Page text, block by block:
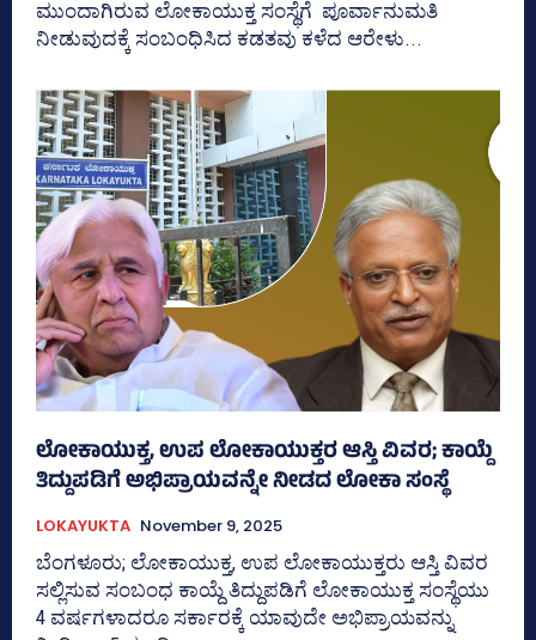
ಮುಂದಾಗಿರುವ ಲೋಕಾಯುಕ್ತ ಸಂಸ್ಥೆಗೆ ಪೂರ್ವಾನುಮತಿ
ನೀಡುವುದಕ್ಕೆ ಸಂಬಂಧಿಸಿದ ಕಡತವು ಕಳೆದ ಆರೇಳು...
ಲೋಕಾಯುಕ್ತ, ಉಪ ಲೋಕಾಯುಕ್ತರ ಆಸ್ತಿ ವಿವರ; ಕಾಯ್ದೆ
ತಿದ್ದುಪಡಿಗೆ ಅಭಿಪ್ರಾಯವನ್ನೇ ನೀಡದ ಲೋಕಾ ಸಂಸ್ಥೆ
LOKAYUKTA November 9, 2025
ಬೆಂಗಳೂರು; ಲೋಕಾಯುಕ್ತ, ಉಪ ಲೋಕಾಯುಕ್ತರು ಆಸ್ತಿ ವಿವರ
ಸಲ್ಲಿಸುವ ಸಂಬಂಧ ಕಾಯ್ದೆ ತಿದ್ದುಪಡಿಗೆ ಲೋಕಾಯುಕ್ತ ಸಂಸ್ಥೆಯು
4 ವರ್ಷಗಳಾದರೂ ಸರ್ಕಾರಕ್ಕೆ ಯಾವುದೇ ಅಭಿಪ್ರಾಯವನ್ನು